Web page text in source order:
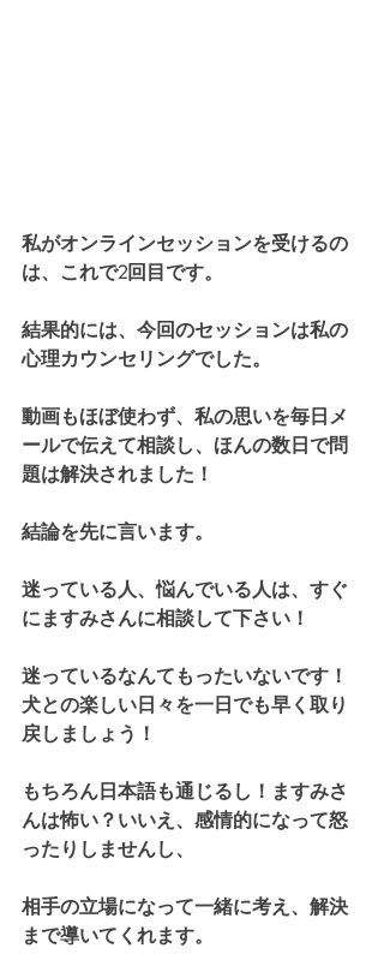
私がオンラインセッションを受けるの
は、これで2回目です。
結果的には、今回のセッションは私の
心理カウンセリングでした。
動画もほぼ使わず、私の思いを毎日メ
ールで伝えて相談し、ほんの数日で問
題は解決されました！
結論を先に言います。
迷っている人、悩んでいる人は、すぐ
にますみさんに相談して下さい！
迷っているなんてもったいないです！
犬との楽しい日々を一日でも早く取り
戻しましょう！
もちろん日本語も通じるし！ますみさ
んは怖い？いいえ、感情的になって怒
ったりしませんし、
相手の立場になって一緒に考え、解決
まで導いてくれます。